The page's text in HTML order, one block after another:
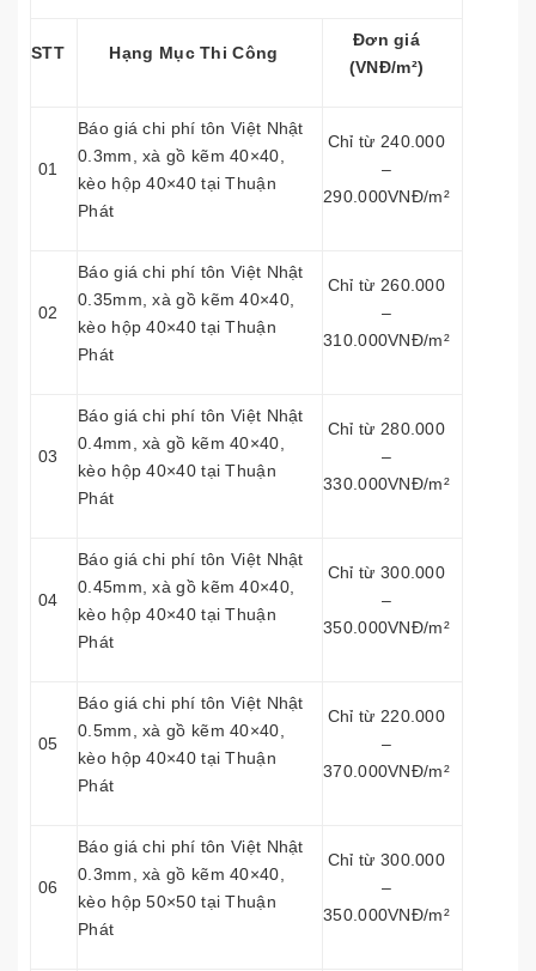
STT Hạng Mục Thi Công
Đơn giá
(VNĐ/m²)
01
Báo giá chi phí tôn Việt Nhật
0.3mm, xà gồ kẽm 40×40,
kèo hộp 40×40 tại Thuận
Phát
Chỉ từ 240.000
–
290.000VNĐ/m²
02
Báo giá chi phí tôn Việt Nhật
0.35mm, xà gồ kẽm 40×40,
kèo hộp 40×40 tại Thuận
Phát
Chỉ từ 260.000
–
310.000VNĐ/m²
03
Báo giá chi phí tôn Việt Nhật
0.4mm, xà gồ kẽm 40×40,
kèo hộp 40×40 tại Thuận
Phát
Chỉ từ 280.000
–
330.000VNĐ/m²
04
Báo giá chi phí tôn Việt Nhật
0.45mm, xà gồ kẽm 40×40,
kèo hộp 40×40 tại Thuận
Phát
Chỉ từ 300.000
–
350.000VNĐ/m²
05
Báo giá chi phí tôn Việt Nhật
0.5mm, xà gồ kẽm 40×40,
kèo hộp 40×40 tại Thuận
Phát
Chỉ từ 220.000
–
370.000VNĐ/m²
06
Báo giá chi phí tôn Việt Nhật
0.3mm, xà gồ kẽm 40×40,
kèo hộp 50×50 tại Thuận
Phát
Chỉ từ 300.000
–
350.000VNĐ/m²